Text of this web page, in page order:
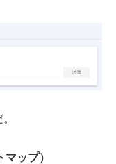
ップ）